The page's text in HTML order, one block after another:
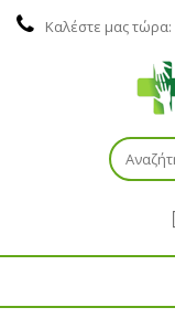
Καλέστε μας τώρα: